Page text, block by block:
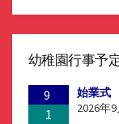
幼稚園行事予
9
1
始業式
2026年